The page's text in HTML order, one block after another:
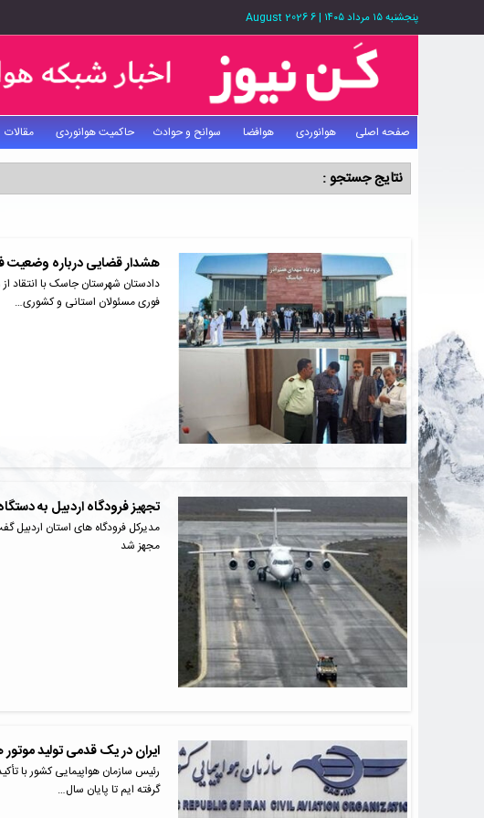
پنجشنبه ۱۵ مرداد ۱۴۰۵ |
6 August 2026
صفحه اصلی هوانوردی هوافضا سوانح و حوادث حاکمیت هوانوردی مقالات
نتایج جستجو :
هشدار قضایی درباره وضعیت
دادستان شهرستان جاسک با انتقاد
فوری مسئولان استانی و کشوری…
تجهیز فرودگاه اردبیل به
مدیرکل فرودگاه های استان اردبیل
مجهز شد
ایران در یک قدمی تولید موتور
رئیس سازمان هواپیمایی کشور با
گرفته ایم تا پایان سال…